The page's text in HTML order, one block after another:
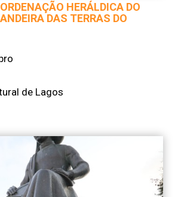
HERÁLDICA DO
DAS TERRAS DO
de Lagos